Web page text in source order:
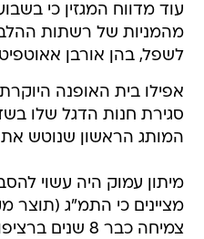
עוד מדווח המגזין כי
מהמניות של רשתות
לשפל, בהן אורבן
אפילו בית האופנה
סגירת חנות הדגל שלו
המותג הראשון שנוטש
מיתון עמוק היה עשוי
מציינים כי התמ"ג (תוצר
צמיחה כבר 8